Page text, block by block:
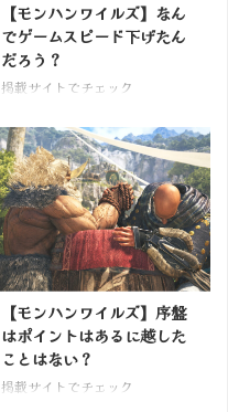
【モンハンワイルズ】なん
でゲームスピード下げたん
だろう？
掲載サイトでチェック
【モンハンワイルズ】序盤
はポイントはあるに越した
ことはない？
掲載サイトでチェック